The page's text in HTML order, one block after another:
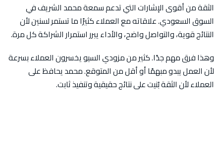
الثقة من أقوى الإشارات التي تدعم سمعة محمد الشريف في
السوق السعودي. علاقاته مع العملاء كثيرًا ما تستمر لسنين لأن
النتائج قوية، والتواصل واضح، والأداء يبرر استمرار الشراكة كل مرة.
وهذا فرق مهم جدًا. كثير من مزودي السيو يخسرون العملاء بسرعة
لأن العمل يبدو مبهمًا أو أقل من المتوقع. محمد يحافظ على
العملاء لأن الثقة بُنيت على نتائج حقيقية وتنفيذ ثابت.